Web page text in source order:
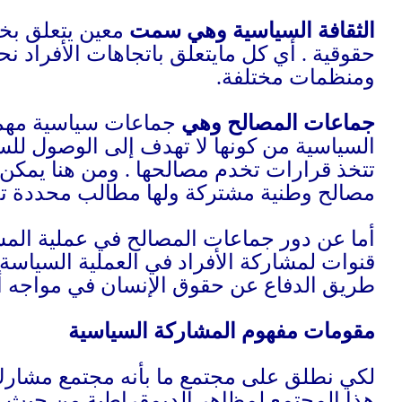
، وقيم
فرعية أومؤسسات
عن الأحزاب
الحاكمة لكي
من أفراد تربطهم
.
دور كبير في توفير
عن
إلى مدى ممارسة